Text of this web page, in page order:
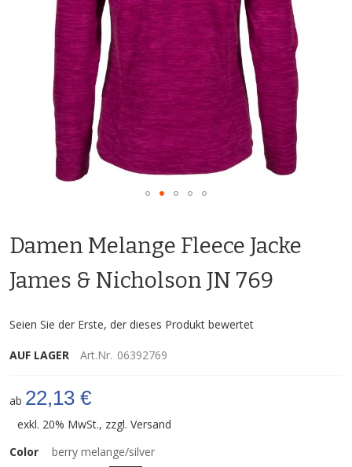
der
springen
Damen Melange Fleece Jacke
James & Nicholson JN 769
Seien Sie der Erste, der dieses Produkt bewertet
AUF LAGER Art.Nr. 06392769
ab 22,13 €
exkl. 20% MwSt., zzgl. Versand
Color
berry melange/silver